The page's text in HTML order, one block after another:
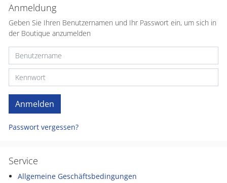
Anmeldung
Geben Sie Ihren Benutzernamen und Ihr Passwort ein, um sich in
der Boutique anzumelden
Passwort vergessen?
Service
Allgemeine Geschäftsbedingungen